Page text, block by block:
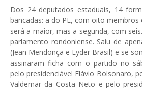
Dos 24 deputados estaduais, 14
bancadas: a do PL, com oito membros
será a maior, mas a segunda, com
parlamento rondoniense. Saiu de
(Jean Mendonça e Eyder Brasil) e se
assinaram ficha com o partido no
pelo presidenciável Flávio Bolsonaro,
Valdemar da Costa Neto e pelo